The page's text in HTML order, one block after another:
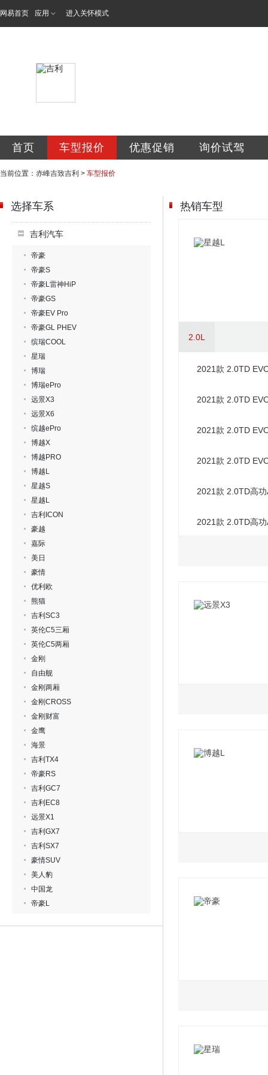
网易首页 应用 进入关怀模式
首页 车型报价 优惠促销 询价试驾
当前位置： 赤峰吉致吉利 > 车型报价
选择车系
吉利汽车
帝豪
帝豪S
帝豪L雷神HiP
帝豪GS
帝豪EV Pro
帝豪GL PHEV
缤瑞COOL
星瑞
博瑞
博瑞ePro
远景X3
远景X6
缤越ePro
博越X
博越PRO
博越L
星越S
星越L
吉利ICON
豪越
嘉际
美日
豪情
优利欧
熊猫
吉利SC3
英伦C5三厢
英伦C5两厢
金刚
自由舰
金刚两厢
金刚CROSS
金刚财富
金鹰
海景
吉利TX4
帝豪RS
吉利GC7
吉利EC8
远景X1
吉利GX7
吉利SX7
豪情SUV
美人豹
中国龙
帝豪L
热销车型
2.0L
2021款 2.0TD
2021款 2.0TD
2021款 2.0TD
2021款 2.0TD
2021款 2.0TD高
2021款 2.0TD高